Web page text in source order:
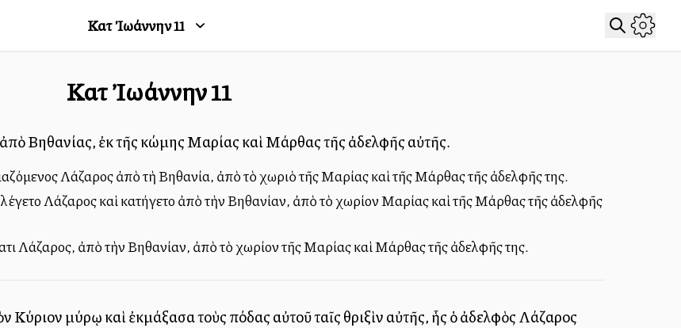
Κατὰ Ἰωάννην11
Κατὰ Ἰωάννην11
ἀπὸ Βηθανίας, ἐκ τῆς κώμης Μαρίας καὶ Μάρθας τῆς ἀδελφῆς αὐτῆς.
Λάζαρος ἀπὸ τὴ Βηθανία, ἀπὸ τὸ χωριὸ τῆς Μαρίας καὶ τῆς Μάρθας τῆς ἀδελφῆς της.
Λάζαρος καὶ κατήγετο ἀπὸ τὴν Βηθανίαν, ἀπὸ τὸ χωρίον Μαρίας καὶ τῆς Μάρθας τῆς ἀδελφῆς
Λάζαρος, ἀπὸ τὴν Βηθανίαν, ἀπὸ τὸ χωρίον τῆς Μαρίας καὶ Μάρθας τῆς ἀδελφῆς της.
Κύριον μύρῳ καὶ ἐκμάξασα τοὺς πόδας αὐτοῦ ταῖς θριξὶν αὐτῆς, ἧς ὁ ἀδελφὸς Λάζαρος